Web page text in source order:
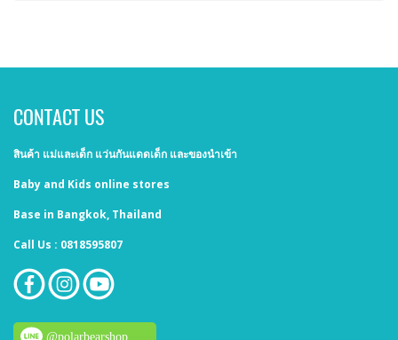
CONTACT US
สินค้า แม่และเด็ก แว่นกันแดดเด็ก และของนำเข้า
Baby and Kids online stores
Base in Bangkok, Thailand
Call Us : 0818595807
@polarbearshop